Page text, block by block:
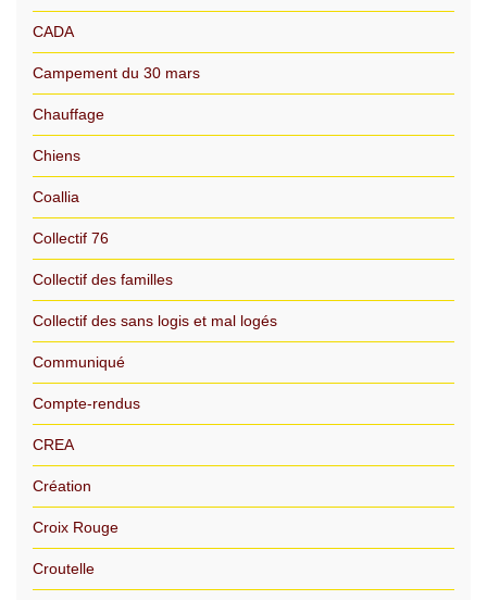
CADA
Campement du 30 mars
Chauffage
Chiens
Coallia
Collectif 76
Collectif des familles
Collectif des sans logis et mal logés
Communiqué
Compte-rendus
CREA
Création
Croix Rouge
Croutelle